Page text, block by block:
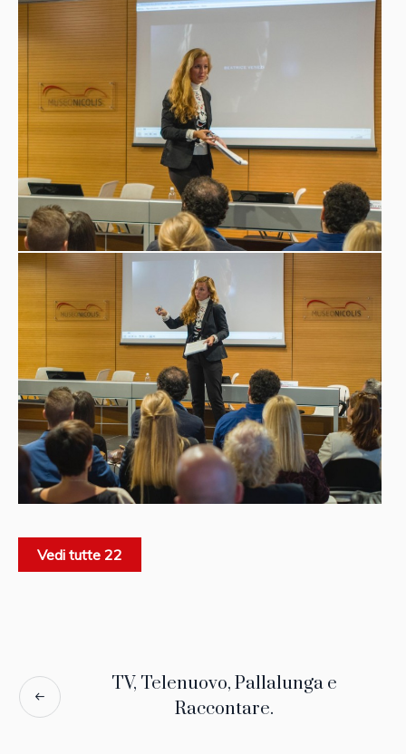
Vedi tutte 22
TV, Telenuovo, Pallalunga e
Raccontare.